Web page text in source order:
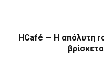
HCafé — Η απόλυτη